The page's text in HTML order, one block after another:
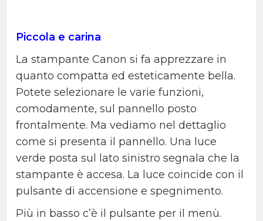
Piccola e carina
La stampante Canon si fa apprezzare in
quanto compatta ed esteticamente bella.
Potete selezionare le varie funzioni,
comodamente, sul pannello posto
frontalmente. Ma vediamo nel dettaglio
come si presenta il pannello. Una luce
verde posta sul lato sinistro segnala che la
stampante è accesa. La luce coincide con il
pulsante di accensione e spegnimento.
Più in basso c’è il pulsante per il menù.